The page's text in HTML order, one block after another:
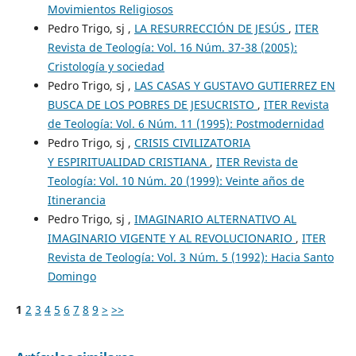
Movimientos Religiosos
Pedro Trigo, sj , LA RESURRECCIÓN DE JESÚS , ITER
Revista de Teología: Vol. 16 Núm. 37-38 (2005):
Cristología y sociedad
Pedro Trigo, sj , LAS CASAS Y GUSTAVO GUTIERREZ EN
BUSCA DE LOS POBRES DE JESUCRISTO , ITER Revista
de Teología: Vol. 6 Núm. 11 (1995): Postmodernidad
Pedro Trigo, sj , CRISIS CIVILIZATORIA
Y ESPIRITUALIDAD CRISTIANA , ITER Revista de
Teología: Vol. 10 Núm. 20 (1999): Veinte años de
Itinerancia
Pedro Trigo, sj , IMAGINARIO ALTERNATIVO AL
IMAGINARIO VIGENTE Y AL REVOLUCIONARIO , ITER
Revista de Teología: Vol. 3 Núm. 5 (1992): Hacia Santo
Domingo
1 2 3 4 5 6 7 8 9 > >>